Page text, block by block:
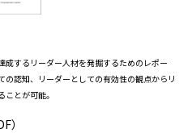
するリーダー人材を発掘するためのレポー
の認知、リーダーとしての有効性の観点からリ
とが可能。
）